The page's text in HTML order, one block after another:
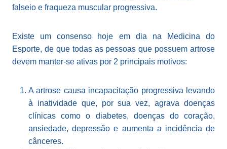
falseio e fraqueza muscular progressiva.
Existe um consenso hoje em dia na Medicina do
Esporte, de que todas as pessoas que possuem artrose
devem manter-se ativas por 2 principais motivos:
A artrose causa incapacitação progressiva levando
à inatividade que, por sua vez, agrava doenças
clínicas como o diabetes, doenças do coração,
ansiedade, depressão e aumenta a incidência de
cânceres.